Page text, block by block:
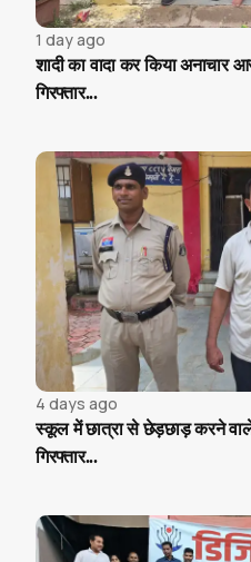
1 day ago
शादी का वादा कर किया अनाचार
गिरफ्तार...
4 days ago
स्कूल में छात्रा से छेड़छाड़ करने वाले
गिरफ्तार...